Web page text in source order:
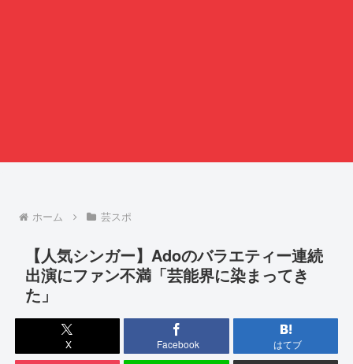
ホーム 芸スポ
【人気シンガー】Adoのバラエティー連続
出演にファン不満「芸能界に染まってき
た」
X Facebook はてブ